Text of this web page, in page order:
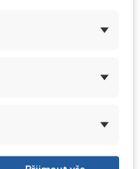
magnetických HDD
použití elektronické